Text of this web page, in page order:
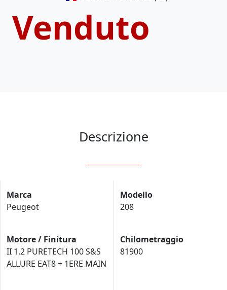
Venduto
Descrizione
Marca
Peugeot
Modello
208
Motore / Finitura
II 1.2 PURETECH 100 S&S
ALLURE EAT8 + 1ERE MAIN
Chilometraggio
81900